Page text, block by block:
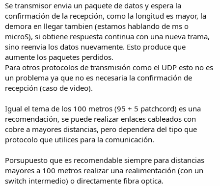
Se transmisor envia un paquete de datos y espera la
confirmación de la recepción, como la longitud es mayor, la
demora en llegar tambien (estamos hablando de ms o
microS), si obtiene respuesta continua con una nueva trama,
sino reenvia los datos nuevamente. Esto produce que
aumente los paquetes perdidos.
Para otros protocolos de transmisión como el UDP esto no es
un problema ya que no es necesaria la confirmación de
recepción (caso de video).
Igual el tema de los 100 metros (95 + 5 patchcord) es una
recomendación, se puede realizar enlaces cableados con
cobre a mayores distancias, pero dependera del tipo que
protocolo que utilices para la comunicación.
Porsupuesto que es recomendable siempre para distancias
mayores a 100 metros realizar una realimentación (con un
switch intermedio) o directamente fibra optica.